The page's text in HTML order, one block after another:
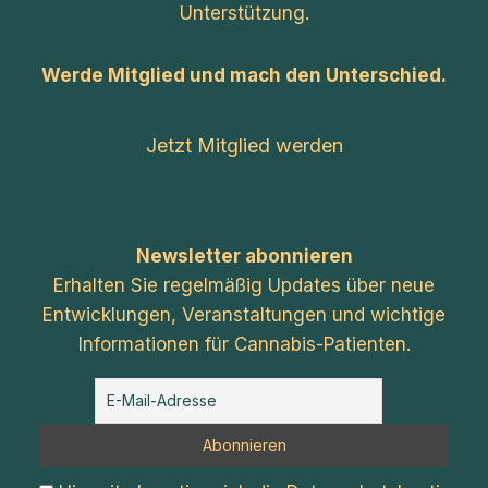
Unterstützung.
Werde Mitglied und mach den Unterschied.
Jetzt Mitglied werden
Newsletter abonnieren
Erhalten Sie regelmäßig Updates über neue
Entwicklungen, Veranstaltungen und wichtige
Informationen für Cannabis-Patienten.